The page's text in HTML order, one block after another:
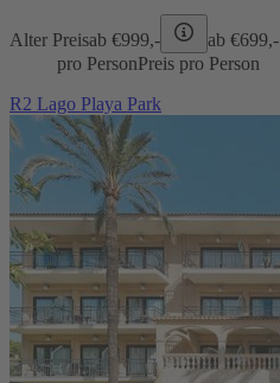
Alter Preisab €999,- ab €699,-
pro PersonPreis pro Person
R2 Lago Playa Park